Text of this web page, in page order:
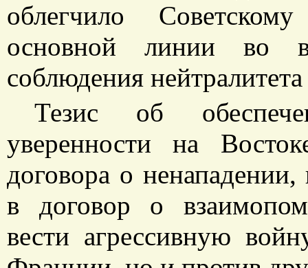
облегчило
основной линии во
соблюдения
Тезис об
уверенности на
договора о
в договор о
вести агрессивную